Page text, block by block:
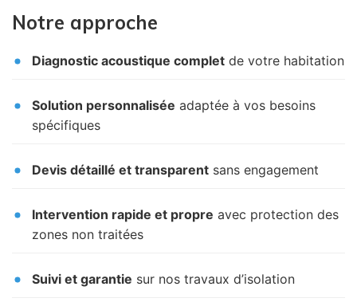
Notre approche
Diagnostic acoustique complet de votre habitation
Solution personnalisée adaptée à vos besoins
spécifiques
Devis détaillé et transparent sans engagement
Intervention rapide et propre avec protection des
zones non traitées
Suivi et garantie sur nos travaux d’isolation